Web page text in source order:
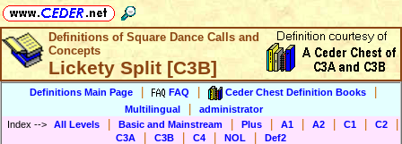
Definitions of Square Dance Calls and
Concepts
Lickety Split [C3B]
Definitions Main Page FAQ Ceder Chest Definition Books
Multilingual
administrator
Index --> All Levels Basic and Mainstream Plus A1 A2 C1 C2
C3A C3B C4 NOL
Def2